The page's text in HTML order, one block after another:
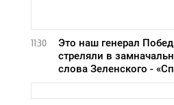
11:30
Это наш генерал
стреляли в
слова Зеленского -